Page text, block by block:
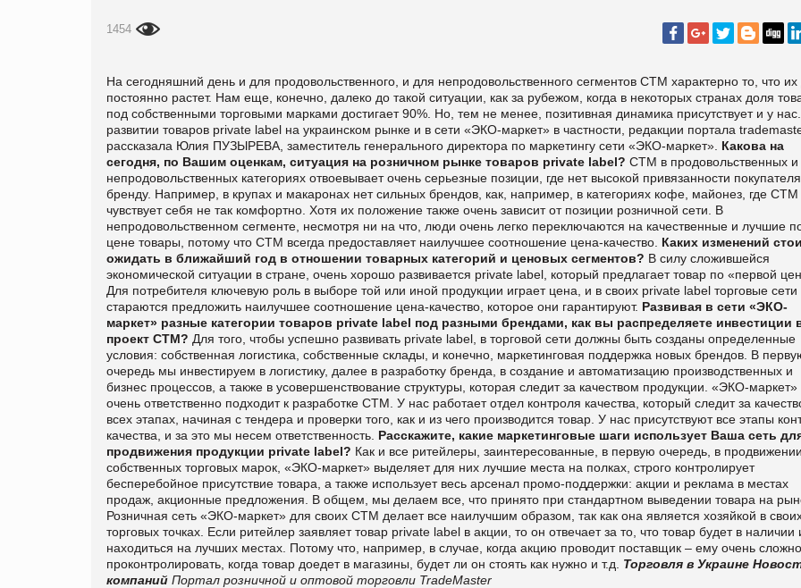
1454
На сегодняшний день и для продовольственного, и для непродовольственного сегментов СТМ характерно то, что их
постоянно растет. Нам еще, конечно, далеко до такой ситуации, как за рубежом, когда в некоторых странах доля
под собственными торговыми марками достигает 90%. Но, тем не менее, позитивная динамика присутствует и у
развитии товаров private label на украинском рынке и в сети «ЭКО-маркет» в частности, редакции портала
рассказала Юлия ПУЗЫРЕВА, заместитель генерального директора по маркетингу сети «ЭКО-маркет». Какова на
сегодня, по Вашим оценкам, ситуация на розничном рынке товаров private label? СТМ в продовольственных и
непродовольственных категориях отвоевывает очень серьезные позиции, где нет высокой привязанности
бренду. Например, в крупах и макаронах нет сильных брендов, как, например, в категориях кофе, майонез, где СТМ
чувствует себя не так комфортно. Хотя их положение также очень зависит от позиции розничной сети. В
непродовольственном сегменте, несмотря ни на что, люди очень легко переключаются на качественные и лучшие
цене товары, потому что СТМ всегда предоставляет наилучшее соотношение цена-качество. Каких изменений
ожидать в ближайший год в отношении товарных категорий и ценовых сегментов? В силу сложившейся
экономической ситуации в стране, очень хорошо развивается private label , который предлагает товар по «первой
Для потребителя ключевую роль в выборе той или иной продукции играет цена, и в своих private label торговые сети
стараются предложить наилучшее соотношение цена-качество, которое они гарантируют. Развивая в сети «ЭКО-
маркет» разные категории товаров private label под разными брендами, как вы распределяете инвестиции
проект СТМ? Для того, чтобы успешно развивать private label, в торговой сети должны быть созданы определенные
условия: собственная логистика, собственные склады, и конечно, маркетинговая поддержка новых брендов. В
очередь мы инвестируем в логистику, далее в разработку бренда, в создание и автоматизацию производственных и
бизнес процессов, а также в усовершенствование структуры, которая следит за качеством продукции. «ЭКО-маркет»
очень ответственно подходит к разработке СТМ. У нас работает отдел контроля качества, который следит за
всех этапах, начиная с тендера и проверки того, как и из чего производится товар. У нас присутствуют все этапы
качества, и за это мы несем ответственность. Расскажите, какие маркетинговые шаги использует Ваша сеть
продвижения продукции private label? Как и все ритейлеры, заинтересованные, в первую очередь, в продвижении
собственных торговых марок, «ЭКО-маркет» выделяет для них лучшие места на полках, строго контролирует
бесперебойное присутствие товара, а также использует весь арсенал промо-поддержки: акции и реклама в местах
продаж, акционные предложения. В общем, мы делаем все, что принято при стандартном выведении товара на
Розничная сеть «ЭКО-маркет» для своих СТМ делает все наилучшим образом, так как она является хозяйкой в
торговых точках. Если ритейлер заявляет товар private label в акции, то он отвечает за то, что товар будет в наличии
находиться на лучших местах. Потому что, например, в случае, когда акцию проводит поставщик – ему очень сложно
проконтролировать, когда товар доедет в магазины, будет ли он стоять как нужно и т.д.
Торговля в Украине
компаний Портал розничной и оптовой торговли TradeMaster